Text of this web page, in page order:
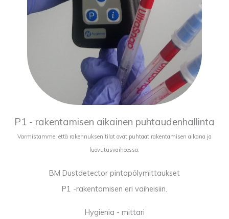
P1 - rakentamisen aikainen puhtaudenhallinta
Varmistamme, että rakennuksen tilat ovat puhtaat rakentamisen aikana ja
luovutusvaiheessa.
BM Dustdetector pintapölymittaukset
P1 -rakentamisen eri vaiheisiin.
Hygienia - mittari